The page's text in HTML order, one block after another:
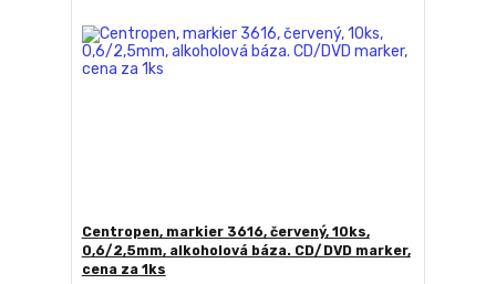
Centropen, markier 3616, červený, 10ks,
0,6/2,5mm, alkoholová báza. CD/DVD marker,
cena za 1ks